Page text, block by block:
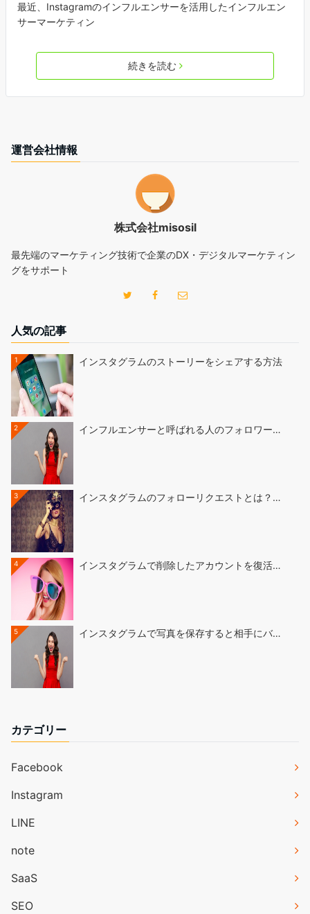
最近、Instagramのインフルエンサーを活用したインフルエン
サーマーケティン
続きを読む
運営会社情報
株式会社misosil
最先端のマーケティング技術で企業のDX・デジタルマーケティン
グをサポート
人気の記事
1 インスタグラムのストーリーをシェアする方法
2 インフルエンサーと呼ばれる人のフォロワー…
3 インスタグラムのフォローリクエストとは？…
4 インスタグラムで削除したアカウントを復活…
5 インスタグラムで写真を保存すると相手にバ…
カテゴリー
Facebook
Instagram
LINE
note
SaaS
SEO